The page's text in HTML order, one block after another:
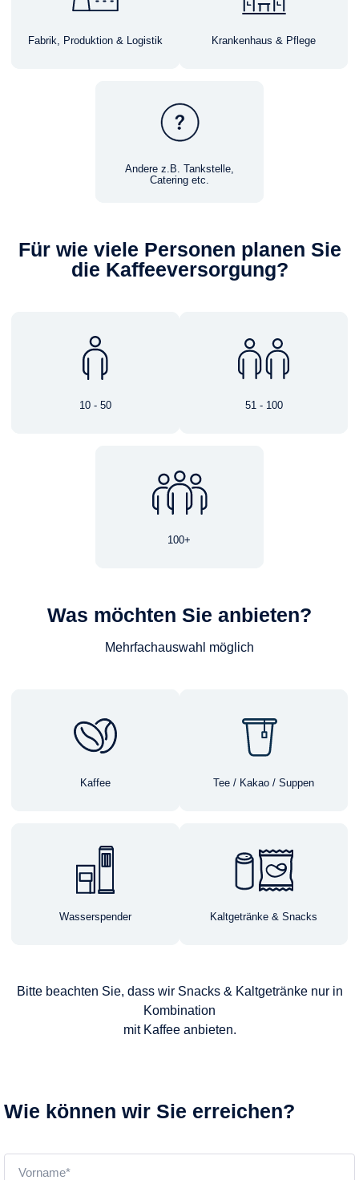
Fabrik, Produktion & Logistik Krankenhaus & Pflege
Andere z.B. Tankstelle,
Catering etc.
Für wie viele Personen planen Sie
die Kaffeeversorgung?
10 - 50 51 - 100
100+
Was möchten Sie anbieten?
Mehrfachauswahl möglich
Kaffee Tee / Kakao / Suppen
Wasserspender Kaltgetränke & Snacks
Bitte beachten Sie, dass wir Snacks & Kaltgetränke nur in
Kombination
mit Kaffee anbieten.
Wie können wir Sie erreichen?